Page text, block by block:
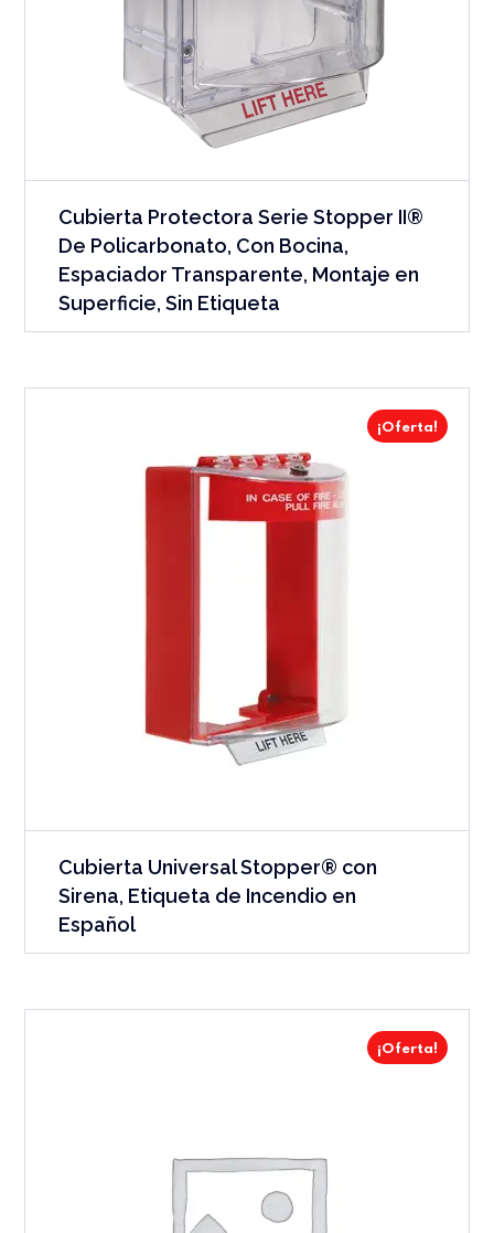
Cubierta Protectora Serie Stopper II®
De Policarbonato, Con Bocina,
Espaciador Transparente, Montaje en
Superficie, Sin Etiqueta
¡Oferta!
Cubierta Universal Stopper® con
Sirena, Etiqueta de Incendio en
Español
¡Oferta!